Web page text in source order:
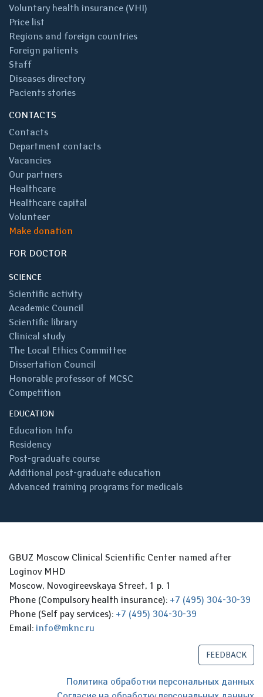
Voluntary health insurance (VHI)
Price list
Regions and foreign countries
Foreign patients
Staff
Diseases directory
Pacients stories
CONTACTS
Contacts
Department contacts
Vacancies
Our partners
Healthcare
Healthcare capital
Volunteer
Make donation
FOR DOCTOR
SCIENCE
Scientific activity
Academic Council
Scientific library
Clinical study
The Local Ethics Committee
Dissertation Council
Honorable professor of MCSC
Competition
EDUCATION
Education Info
Residency
Post-graduate course
Additional post-graduate education
Advanced training programs for medicals
GBUZ Moscow Clinical Scientific Center named after
Loginov MHD
Moscow, Novogireevskaya Street, 1 p. 1
Phone (Compulsory health insurance): +7 (495) 304-30-39
Phone (Self pay services): +7 (495) 304-30-39
Email: info@mknc.ru
FEEDBACK
Политика обработки персональных данных